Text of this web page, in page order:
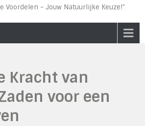
Voordelen – Jouw Natuurlijke Keuze!"
Kracht van
voor een